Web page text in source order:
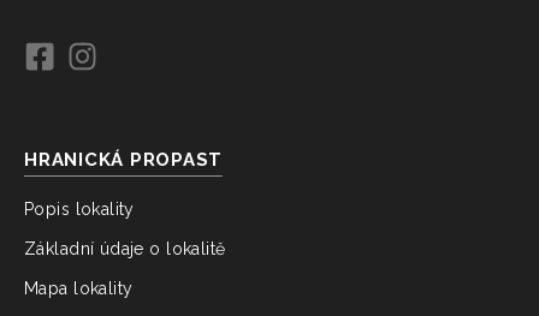
HRANICKÁ PROPAST
Popis lokality
Základní údaje o lokalitě
Mapa lokality